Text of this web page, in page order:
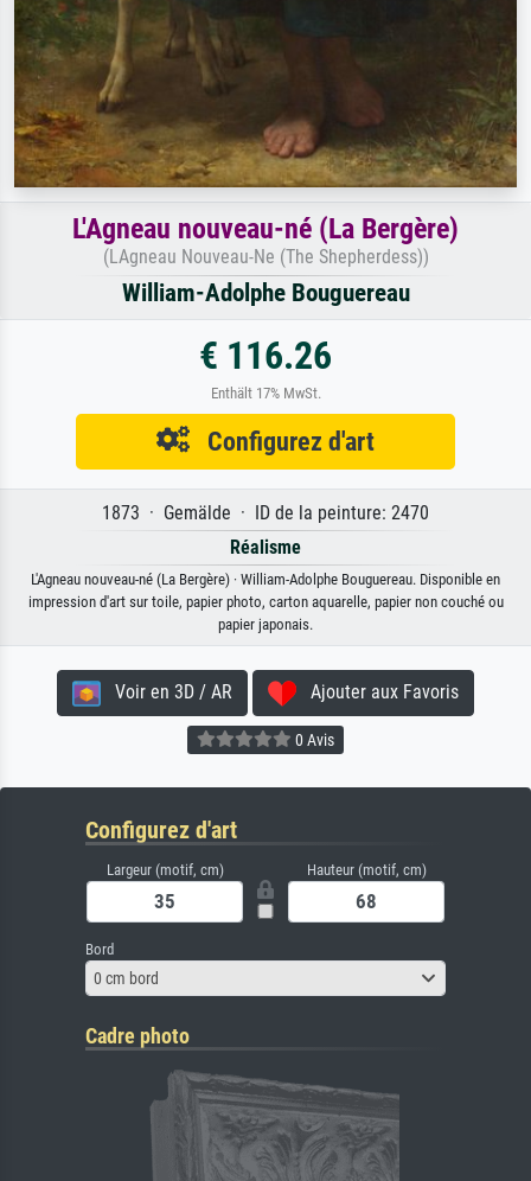
L'Agneau nouveau-né (La Bergère)
(LAgneau Nouveau-Ne (The Shepherdess))
William-Adolphe Bouguereau
€ 116.26
Enthält 17% MwSt.
Configurez d'art
1873 · Gemälde · ID de la peinture: 2470
Réalisme
L'Agneau nouveau-né (La Bergère) · William-Adolphe Bouguereau. Disponible en
impression d'art sur toile, papier photo, carton aquarelle, papier non couché ou
papier japonais.
Voir en 3D / AR Ajouter aux Favoris
0 Avis
Configurez d'art
Largeur (motif, cm) Hauteur (motif, cm)
Bord
0 cm bord
Cadre photo